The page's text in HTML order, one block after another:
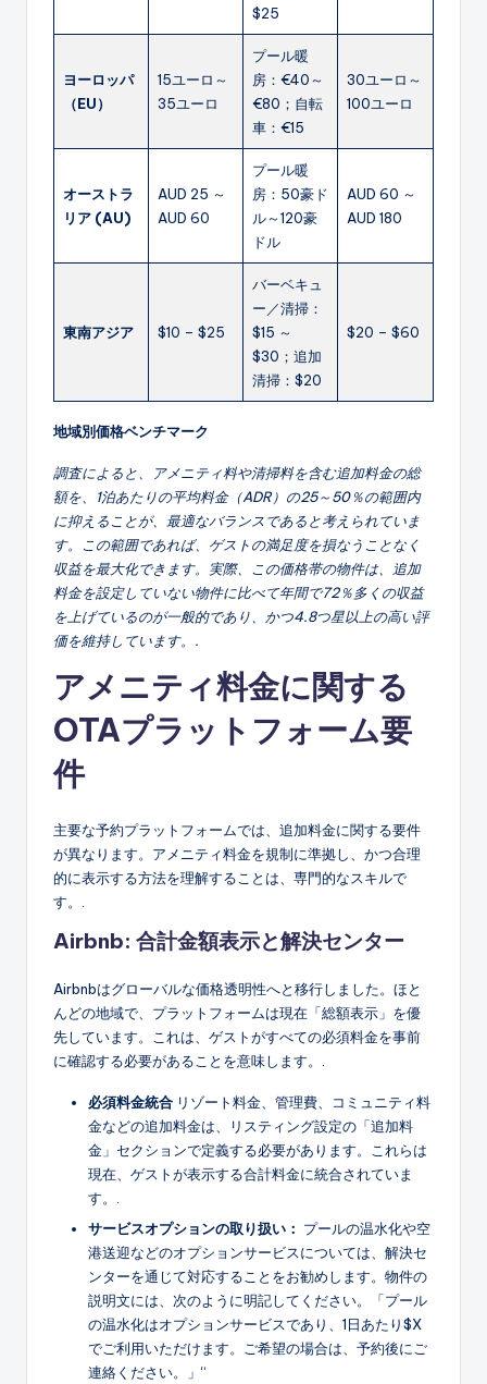
$25
ヨーロッパ
（EU）
15ユーロ～
35ユーロ
プール暖
房：€40～
€80；自転
車：€15
30ユーロ～
100ユーロ
オーストラ
リア (AU)
AUD 25 ～
AUD 60
プール暖
房：50豪ド
ル～120豪
ドル
AUD 60 ～
AUD 180
東南アジア $10 – $25
バーベキュ
ー／清掃：
$15 ～
$30；追加
清掃：$20
$20 – $60
地域別価格ベンチマーク
調査によると、アメニティ料や清掃料を含む追加料金の総
額を、1泊あたりの平均料金（ADR）の25～50％の範囲内
に抑えることが、最適なバランスであると考えられていま
す。この範囲であれば、ゲストの満足度を損なうことなく
収益を最大化できます。実際、この価格帯の物件は、追加
料金を設定していない物件に比べて年間で72％多くの収益
を上げているのが一般的であり、かつ4.8つ星以上の高い評
価を維持しています。.
アメニティ料金に関する
OTAプラットフォーム要
件
主要な予約プラットフォームでは、追加料金に関する要件
が異なります。アメニティ料金を規制に準拠し、かつ合理
的に表示する方法を理解することは、専門的なスキルで
す。.
Airbnb: 合計金額表示と解決センター
Airbnbはグローバルな価格透明性へと移行しました。ほと
んどの地域で、プラットフォームは現在「総額表示」を優
先しています。これは、ゲストがすべての必須料金を事前
に確認する必要があることを意味します。.
必須料金統合 リゾート料金、管理費、コミュニティ料
金などの追加料金は、リスティング設定の「追加料
金」セクションで定義する必要があります。これらは
現在、ゲストが表示する合計料金に統合されていま
す。.
サービスオプションの取り扱い： プールの温水化や空
港送迎などのオプションサービスについては、解決セ
ンターを通じて対応することをお勧めします。物件の
説明文には、次のように明記してください。「プール
の温水化はオプションサービスであり、1日あたり$X
でご利用いただけます。ご希望の場合は、予約後にご
連絡ください。」“